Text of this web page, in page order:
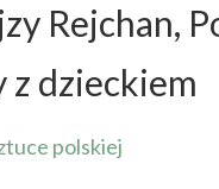
Rejchan,
z dzieckiem